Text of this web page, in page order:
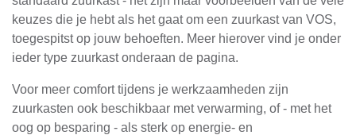
keuzes die je hebt als het gaat om een zuurkast van VOS,
toegespitst op jouw behoeften. Meer hierover vind je onder
ieder type zuurkast onderaan de pagina.
Voor meer comfort tijdens je werkzaamheden zijn
zuurkasten ook beschikbaar met verwarming, of - met het
oog op besparing - als sterk op energie- en